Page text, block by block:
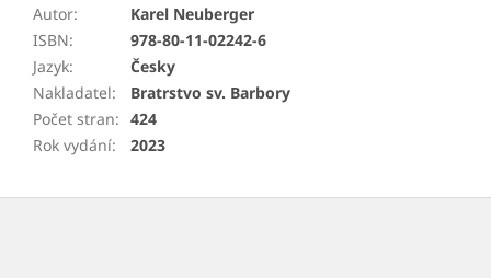
Autor:
Karel Neuberger
ISBN:
978-80-11-02242-6
Jazyk:
Česky
Nakladatel:
Bratrstvo sv. Barbory
Počet stran: 424
Rok vydání: 2023
Z